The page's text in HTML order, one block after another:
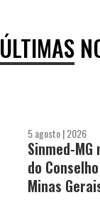
ÚLTIMAS
5 agosto | 2026
Sinmed-
do
Minas